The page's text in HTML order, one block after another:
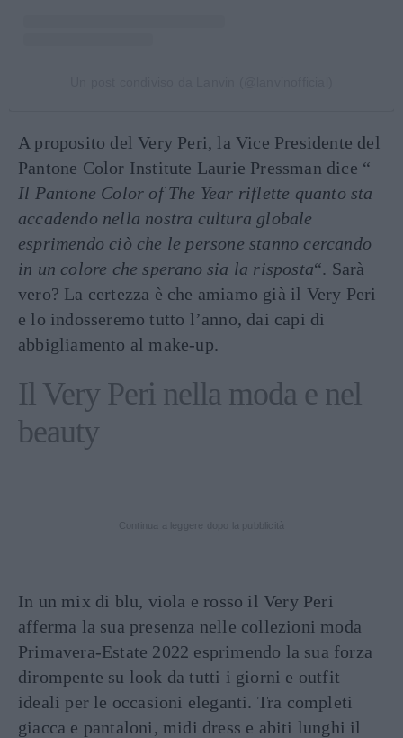
A proposito del Very Peri, la Vice Presidente del
Pantone Color Institute Laurie Pressman dice “
Il Pantone Color of The Year riflette quanto sta
accadendo nella nostra cultura globale
esprimendo ciò che le persone stanno cercando
in un colore che sperano sia la risposta“. Sarà
vero? La certezza è che amiamo già il Very Peri
e lo indosseremo tutto l’anno, dai capi di
abbigliamento al make-up.
Il Very Peri nella moda e nel
beauty
In un mix di blu, viola e rosso il Very Peri
afferma la sua presenza nelle collezioni moda
Primavera-Estate 2022 esprimendo la sua forza
dirompente su look da tutti i giorni e outfit
ideali per le occasioni eleganti. Tra completi
giacca e pantaloni, midi dress e abiti lunghi il